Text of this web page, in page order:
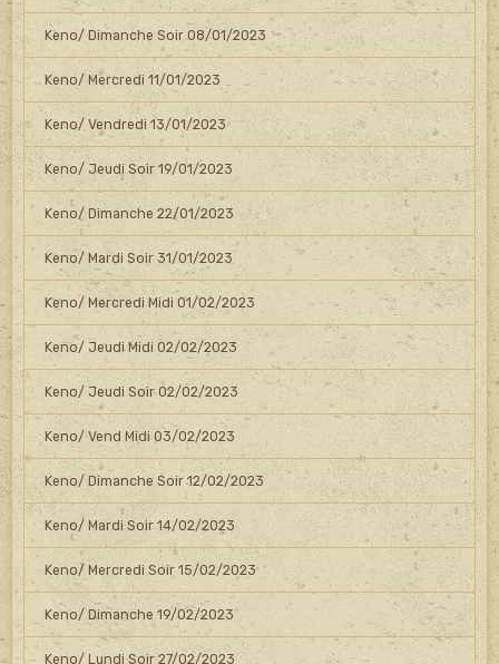
Keno/ Dimanche Soir 08/01/2023
Keno/ Mercredi 11/01/2023
Keno/ Vendredi 13/01/2023
Keno/ Jeudi Soir 19/01/2023
Keno/ Dimanche 22/01/2023
Keno/ Mardi Soir 31/01/2023
Keno/ Mercredi Midi 01/02/2023
Keno/ Jeudi Midi 02/02/2023
Keno/ Jeudi Soir 02/02/2023
Keno/ Vend Midi 03/02/2023
Keno/ Dimanche Soir 12/02/2023
Keno/ Mardi Soir 14/02/2023
Keno/ Mercredi Soir 15/02/2023
Keno/ Dimanche 19/02/2023
Keno/ Lundi Soir 27/02/2023